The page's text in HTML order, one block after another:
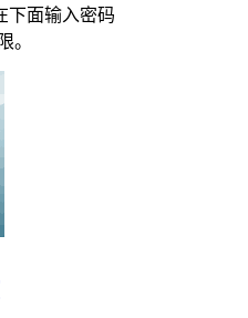
下面输入密码
。